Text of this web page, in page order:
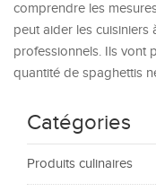
comprendre les
peut aider les cuisiniers
professionnels. Ils vont
quantité de spaghettis
Catégories
Produits culinaires